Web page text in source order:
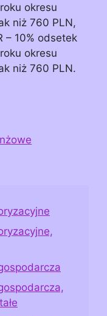
okresu
niż 760 PLN,
– 10% odsetek
okresu
niż 760 PLN.